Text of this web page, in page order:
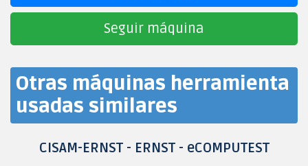
Seguir máquina
Otras máquinas herramienta
usadas similares
CISAM-ERNST - ERNST - eCOMPUTEST